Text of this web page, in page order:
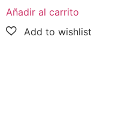
Añadir al carrito